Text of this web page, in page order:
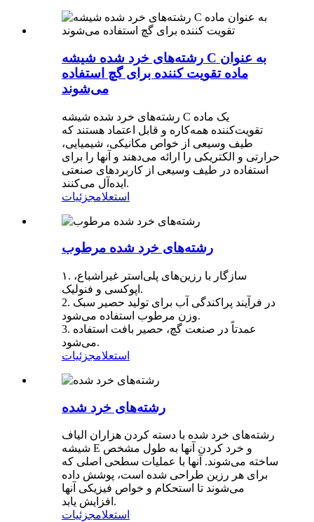
رشته‌های خرد شده شیشه C به عنوان
ماده تقویت کننده برای گچ استفاده
می‌شوند
رشته‌های خرد شده شیشه C یک ماده
تقویت‌کننده همه‌کاره و قابل اعتماد هستند که
طیف وسیعی از خواص مکانیکی، شیمیایی،
حرارتی و الکتریکی را ارائه می‌دهند و آنها را برای
استفاده در طیف وسیعی از کاربردهای صنعتی
ایده‌آل می‌کنند.
استعلامجزئیات
رشته‌های خرد شده مرطوب
۱. سازگار با رزین‌های پلی‌استر غیراشباع،
اپوکسی و فنولیک.
2. در فرآیند پراکندگی آب برای تولید حصیر سبک
وزن مرطوب استفاده می‌شود.
3. عمدتاً در صنعت گچ، حصیر بافت استفاده
می‌شود.
استعلامجزئیات
رشته‌های خرد شده
رشته‌های خرد شده با دسته کردن هزاران الیاف
شیشه E و خرد کردن آنها به طول مشخص
ساخته می‌شوند. آنها با عملیات سطحی اصلی که
برای هر رزین طراحی شده است، پوشش داده
می‌شوند تا استحکام و خواص فیزیکی آنها
افزایش یابد.
استعلامجزئیات